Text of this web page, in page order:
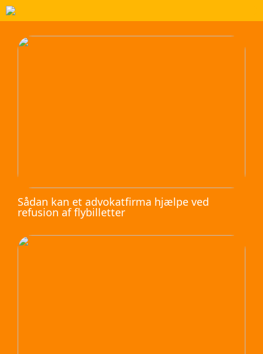
Sådan kan et advokatfirma hjælpe ved
refusion af flybilletter